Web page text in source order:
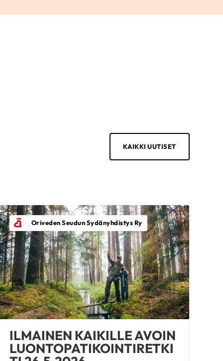
KAIKKI UUTISET
Oriveden Seudun Sydänyhdistys Ry
ILMAINEN KAIKILLE AVOIN
LUONTOPATIKOINTIRETKI